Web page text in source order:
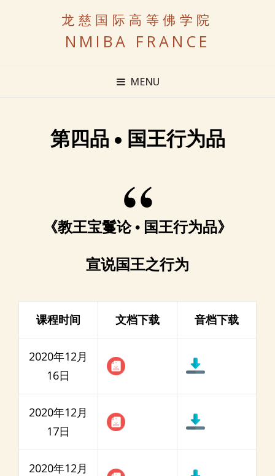
龙慈国际高等佛学院
NMIBA FRANCE
MENU
第四品 • 国王行为品
《教王宝鬘论 • 国王行为品》
宣说国王之行为
课程时间 文档下载 音档下载
2020年12月
16日
2020年12月
17日
2020年12月